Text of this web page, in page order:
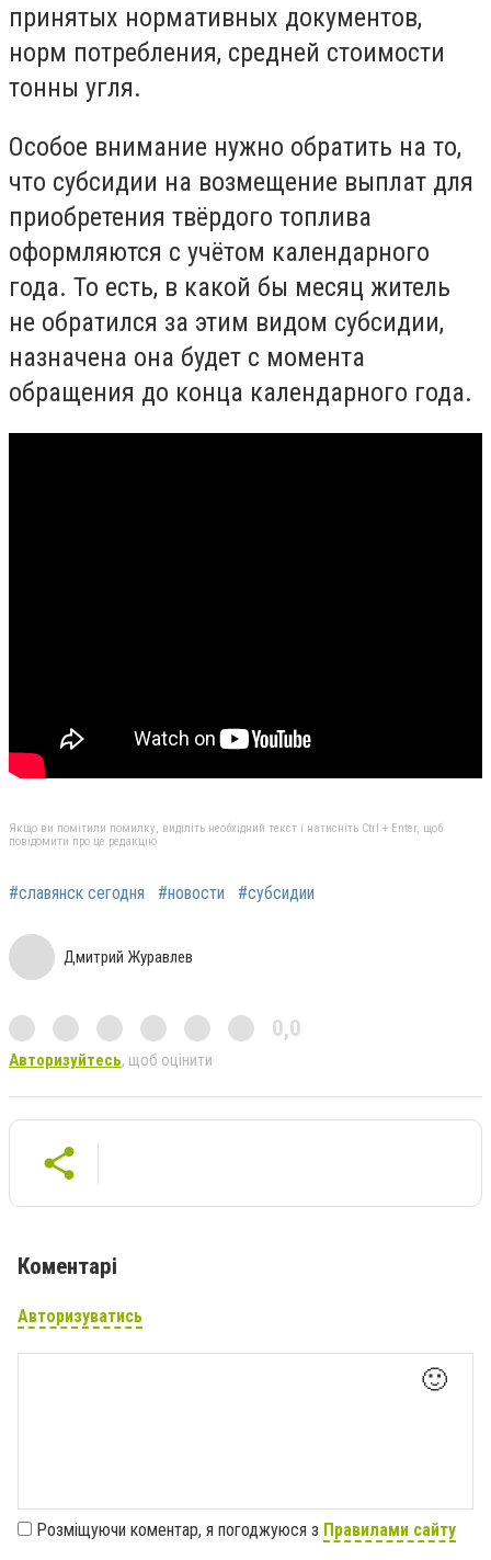
принятых нормативных документов,
норм потребления, средней стоимости
тонны угля.
Особое внимание нужно обратить на то,
что субсидии на возмещение выплат для
приобретения твёрдого топлива
оформляются с учётом календарного
года. То есть, в какой бы месяц житель
не обратился за этим видом субсидии,
назначена она будет с момента
обращения до конца календарного года.
Якщо ви помітили помилку, виділіть необхідний текст і натисніть Ctrl + Enter, щоб
повідомити про це редакцію
#славянск сегодня #новости #субсидии
Дмитрий Журавлев
0,0
Авторизуйтесь, щоб оцінити
Коментарі
Авторизуватись
🙂
Розміщуючи коментар, я погоджуюся з Правилами сайту